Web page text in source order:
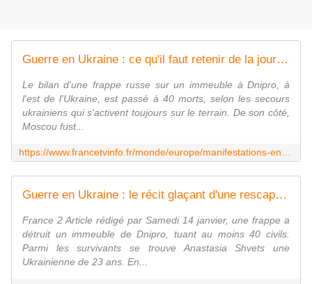
Guerre en Ukraine : ce qu'il faut retenir de la journée du 16 janvier
Le bilan d'une frappe russe sur un immeuble à Dnipro, à
l'est de l'Ukraine, est passé à 40 morts, selon les secours
ukrainiens qui s'activent toujours sur le terrain. De son côté,
Moscou fust...
Guerre en Ukraine : le récit glaçant d'une rescapée de la frappe meurtrière à Dnipro
France 2 Article rédigé par Samedi 14 janvier, une frappe a
détruit un immeuble de Dnipro, tuant au moins 40 civils.
Parmi les survivants se trouve Anastasia Shvets une
Ukrainienne de 23 ans. En...